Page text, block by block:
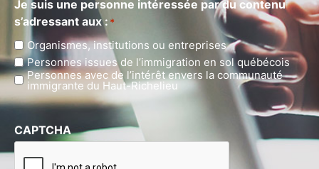
Je suis une personne intéressée par du contenu
s’adressant aux : *
Organismes, institutions ou entreprises
Personnes issues de l’immigration en sol québécois
Personnes avec de l’intérêt envers la communauté
immigrante du Haut-Richelieu
CAPTCHA